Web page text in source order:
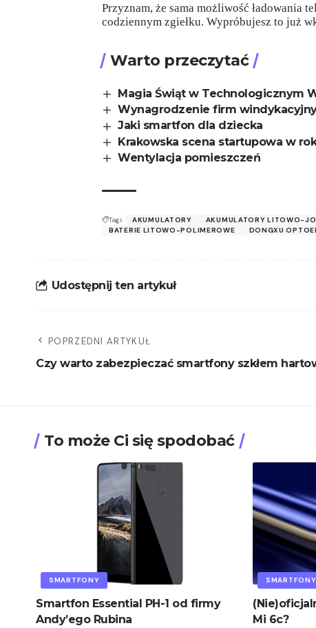
Przyznam, że sama możliwość ładowania
codziennym zgiełku. Wypróbujesz to już
Warto przeczytać
Magia Świąt w Technologicznym
Wynagrodzenie firm
Jaki smartfon dla dziecka
Krakowska scena startupowa w
Wentylacja pomieszczeń
Tagi: AKUMULATORY AKUMULATORY LITOWO-
BATERIE LITOWO-POLIMEROWE
DONGXU
Udostępnij ten artykuł
POPRZEDNI ARTYKUŁ
Czy warto zabezpieczać smartfony szkłem
To może Ci się spodobać
SMARTFONY
Smartfon Essential PH-1 od firmy
Andy’ego Rubina
SMARTFONY
Mi 6c?